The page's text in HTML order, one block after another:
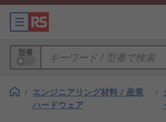
型番
/ エンジニアリング材料 / 産業
ハードウェア
/